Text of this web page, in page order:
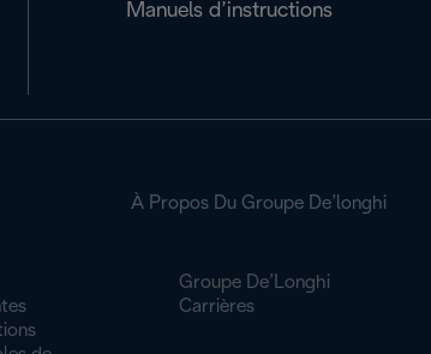
Manuels d’instructions
À Propos Du Groupe De’longhi
Groupe De’Longhi
Carrières